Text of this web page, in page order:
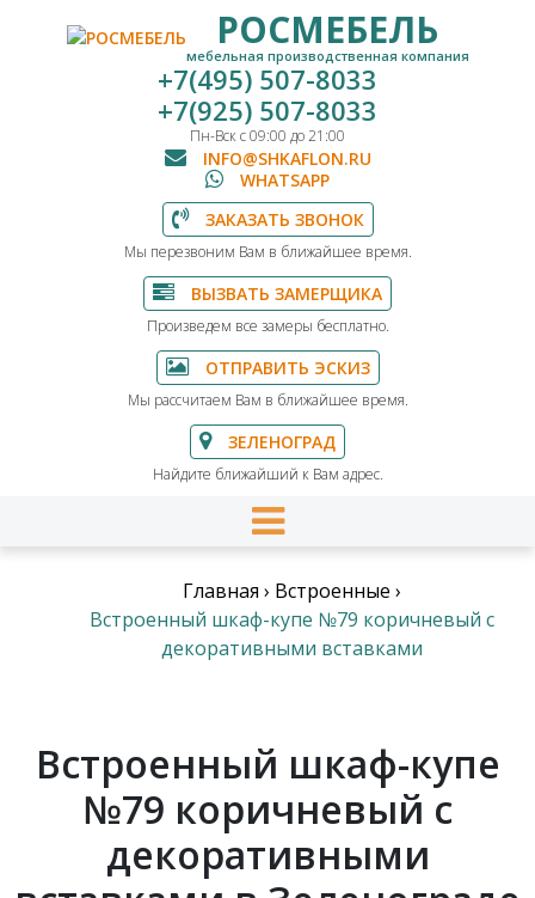
РОСМЕБЕЛЬ
мебельная производственная компания
+7(495) 507-8033
+7(925) 507-8033
Пн-Вск с 09:00 до 21:00
INFO@SHKAFLON.RU
WHATSAPP
ЗАКАЗАТЬ ЗВОНОК
Мы перезвоним Вам в ближайшее время.
ВЫЗВАТЬ ЗАМЕРЩИКА
Произведем все замеры бесплатно.
ОТПРАВИТЬ ЭСКИЗ
Мы рассчитаем Вам в ближайшее время.
ЗЕЛЕНОГРАД
Найдите ближайший к Вам адрес.
Главная › Встроенные ›
Встроенный шкаф-купе №79 коричневый с
декоративными вставками
Встроенный шкаф-купе
№79 коричневый с
декоративными